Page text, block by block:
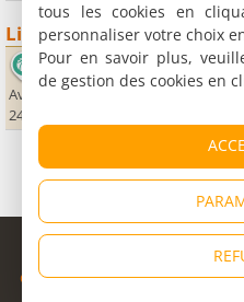
Lieux sportifs
Complexe Sportif Agora -
Avenue de l'Agora
24750 Boulazac
©
Cybevasion|Mentions légales|
tous les cookies en
personnaliser votre choix
Pour en savoir plus,
de gestion des cookies en